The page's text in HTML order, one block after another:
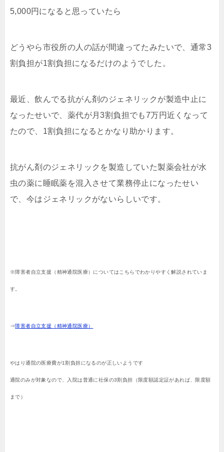
5,000円になると思っていたら
どうやら市役所の人の話が間違ってたみたいで、通常3
割負担が1割負担になるだけのようでした。
最近、飲んでる抗がん剤のジェネリックが製造中止に
なったせいで、薬代が月3割負担でも7万円近くなって
たので、1割負担になるとかなり助かります。
抗がん剤のジェネリックを製造していた製薬会社が水
虫の薬に睡眠薬を混入させて業務停止になったせい
で、今はジェネリックがないらしいです。
※障害者自立支援（精神通院医療）についてはこちらでわかりやすく解説されていま
す。
⇒障害者自立支援（精神通院医療）
やはり通院の医療費が1割負担になるのが正しいようです
通院のみが対象なので、入院は普通に社保の3割負担（限度額認定証があれば、限度額
まで）